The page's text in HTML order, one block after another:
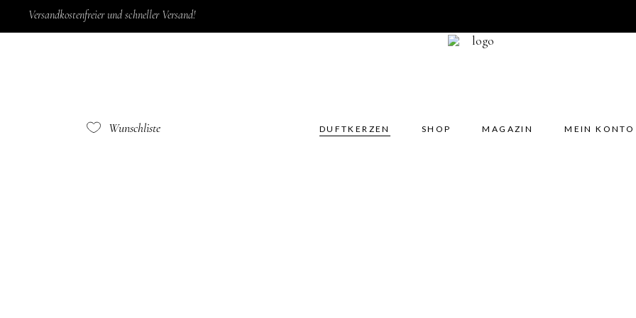
Versandkostenfreier und schneller Versand!
Wunschliste DUFTKERZEN SHOP MAGAZIN MEIN KONTO